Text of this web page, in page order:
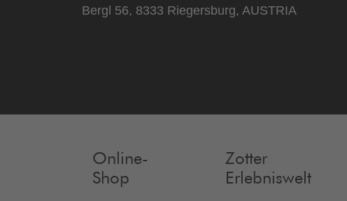
Bergl 56, 8333 Riegersburg, AUSTRIA
Online-
Shop
Zotter
Erlebniswelt